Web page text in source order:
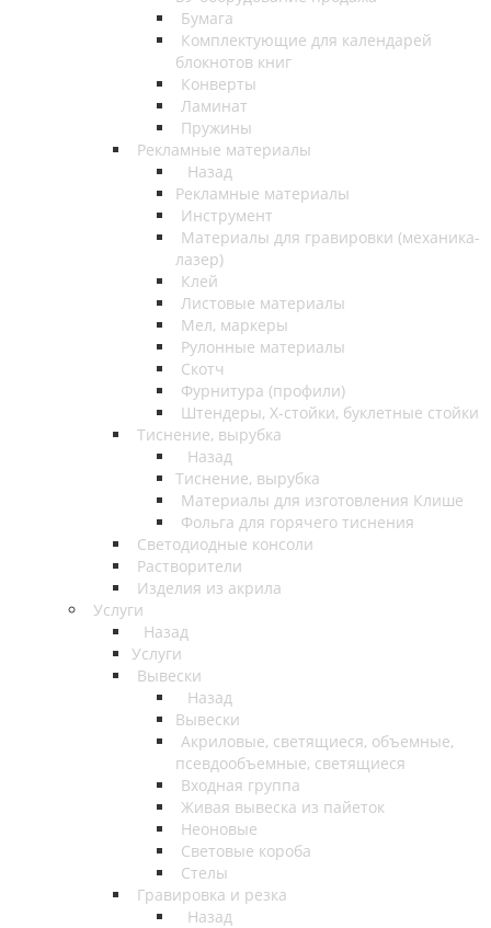
Бумага
Комплектующие для календарей
блокнотов книг
Конверты
Ламинат
Пружины
Рекламные материалы
Назад
Рекламные материалы
Инструмент
Материалы для гравировки (механика-
лазер)
Клей
Листовые материалы
Мел, маркеры
Рулонные материалы
Скотч
Фурнитура (профили)
Штендеры, Х-стойки, буклетные стойки
Тиснение, вырубка
Назад
Тиснение, вырубка
Материалы для изготовления Клише
Фольга для горячего тиснения
Светодиодные консоли
Растворители
Изделия из акрила
Услуги
Назад
Услуги
Вывески
Назад
Вывески
Акриловые, светящиеся, объемные,
псевдообъемные, светящиеся
Входная группа
Живая вывеска из пайеток
Неоновые
Световые короба
Стелы
Гравировка и резка
Назад